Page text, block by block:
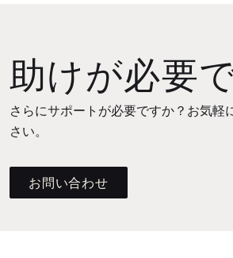
助けが必要
さらにサポートが必要ですか？お気軽
さい。
お問い合わせ